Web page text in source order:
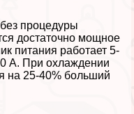
процедуры
достаточно мощное
питания работает 5-
А. При охлаждении
на 25-40% больший